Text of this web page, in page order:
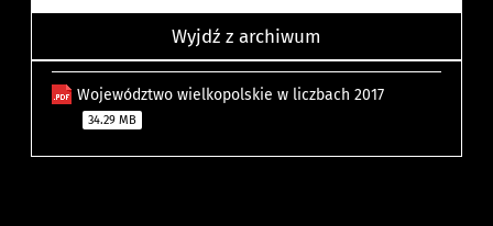
Wyjdź z archiwum
Województwo wielkopolskie w liczbach 2017
34.29 MB